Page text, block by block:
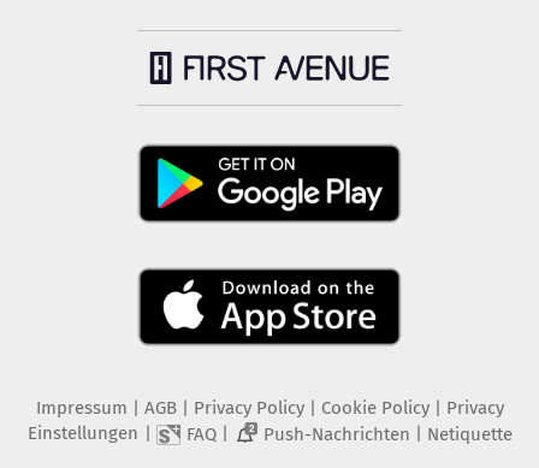
Impressum AGB Privacy Policy| Cookie Policy| Privacy
Einstellungen
FAQ| 2 Push-Nachrichten Netiquette